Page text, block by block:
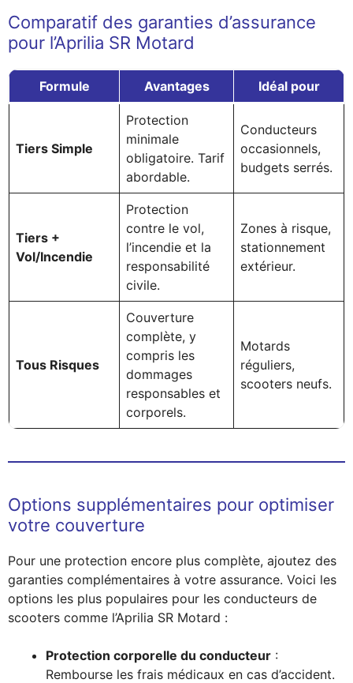
Comparatif des garanties d’assurance
pour l’Aprilia SR Motard
Formule Avantages Idéal pour
Tiers Simple
Protection
minimale
obligatoire. Tarif
abordable.
Conducteurs
occasionnels,
budgets serrés.
Tiers +
Vol/Incendie
Protection
contre le vol,
l’incendie et la
responsabilité
civile.
Zones à risque,
stationnement
extérieur.
Tous Risques
Couverture
complète, y
compris les
dommages
responsables et
corporels.
Motards
réguliers,
scooters neufs.
Options supplémentaires pour optimiser
votre couverture
Pour une protection encore plus complète, ajoutez des
garanties complémentaires à votre assurance. Voici les
options les plus populaires pour les conducteurs de
scooters comme l’Aprilia SR Motard :
Protection corporelle du conducteur :
Rembourse les frais médicaux en cas d’accident.